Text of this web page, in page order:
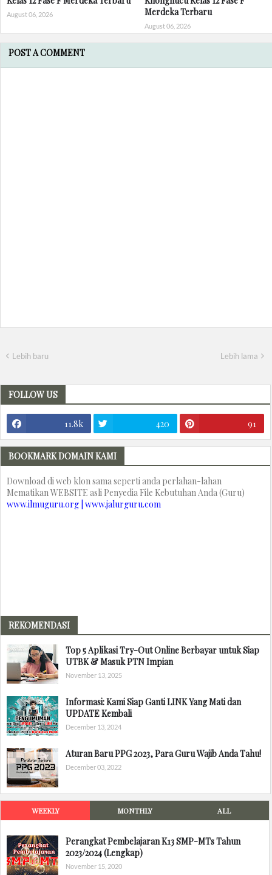
August 06, 2026
Merdeka Terbaru
August 06, 2026
POST A COMMENT
Lebih baru Lebih lama
FOLLOW US
11.8k 420 91
BOOKMARK DOMAIN KAMI
Download di web klon sama seperti anda perlahan-lahan
Mematikan WEBSITE asli Penyedia File Kebutuhan Anda (Guru)
www.ilmuguru.org | www.jalurguru.com
REKOMENDASI
Top 5 Aplikasi Try-Out Online Berbayar untuk Siap
UTBK & Masuk PTN Impian
November 13, 2025
Informasi: Kami Siap Ganti LINK Yang Mati dan
UPDATE Kembali
December 13, 2024
Aturan Baru PPG 2023, Para Guru Wajib Anda Tahu!
December 03, 2022
WEEKLY MONTHLY ALL
Perangkat Pembelajaran K13 SMP-MTs Tahun
2023/2024 (Lengkap)
November 15, 2020